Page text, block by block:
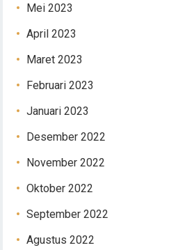
Mei 2023
April 2023
Maret 2023
Februari 2023
Januari 2023
Desember 2022
November 2022
Oktober 2022
September 2022
Agustus 2022